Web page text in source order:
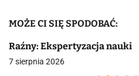
MOŻE CI SIĘ SPODOBAĆ:
Raźny: Ekspertyzacja nauki
7 sierpnia 2026